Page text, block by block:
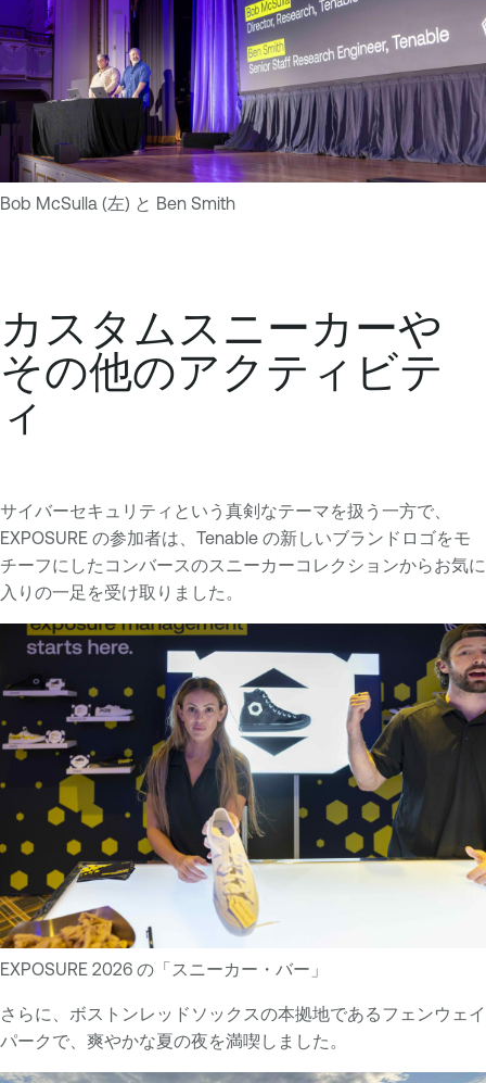
Bob McSulla (左) と Ben Smith
カスタムスニーカーや
その他のアクティビテ
ィ
サイバーセキュリティという真剣なテーマを扱う一方で、
EXPOSURE の参加者は、Tenable の新しいブランドロゴをモ
チーフにしたコンバースのスニーカーコレクションからお気に
入りの一足を受け取りました。
EXPOSURE 2026 の「スニーカー・バー」
さらに、ボストンレッドソックスの本拠地であるフェンウェイ
パークで、爽やかな夏の夜を満喫しました。